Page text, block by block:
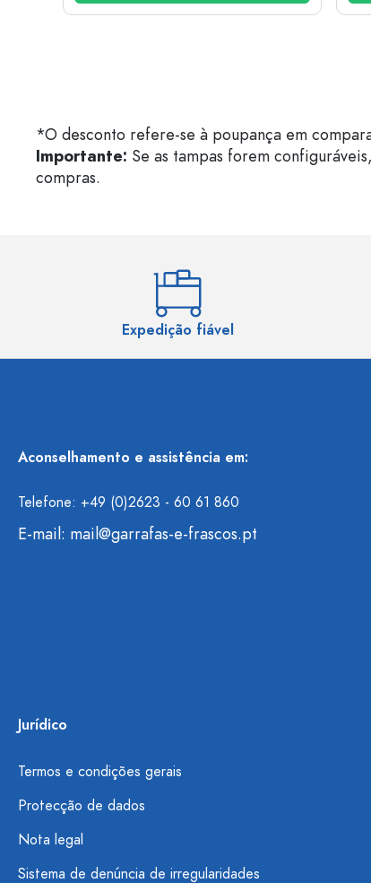
*O desconto refere-se à poupança em
Importante: Se as tampas forem
compras.
Expedição fiável
Aconselhamento e assistência em:
Telefone: +49 (0)2623 - 60 61 860
E-mail: mail@garrafas-e-frascos.pt
Jurídico
Termos e condições gerais
Protecção de dados
Nota legal
Sistema de denúncia de irregularidades